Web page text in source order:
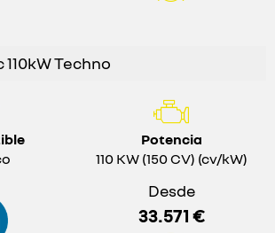
110kW Techno
Potencia
110 KW (150 CV) (cv/kW)
Desde
33.571 €